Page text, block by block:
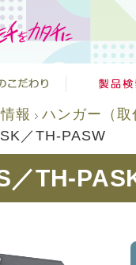
報 ハンガー（取
／TH-PASW
／TH-